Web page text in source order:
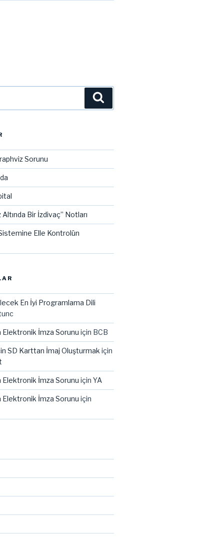
Sorunu
Altında Bir İzdivaç” Notları
Elle Kontrolün
En İyi Programlama Dili
Elektronik İmza Sorunu için BCB
SD Karttan İmaj Oluşturmak için
Elektronik İmza Sorunu için YA
Elektronik İmza Sorunu için